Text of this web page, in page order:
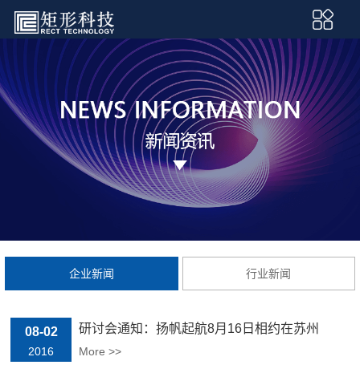
企业新闻 行业新闻
08-02
2016
研讨会通知：扬帆起航8月16日相约在苏州
More >>